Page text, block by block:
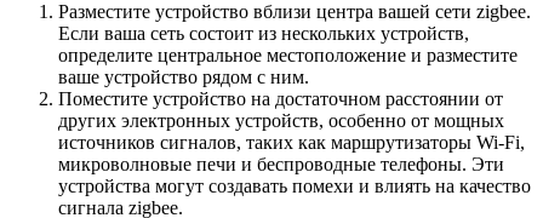
Разместите устройство вблизи центра вашей сети zigbee.
Если ваша сеть состоит из нескольких устройств,
определите центральное местоположение и разместите
ваше устройство рядом с ним.
Поместите устройство на достаточном расстоянии от
других электронных устройств, особенно от мощных
источников сигналов, таких как маршрутизаторы Wi-Fi,
микроволновые печи и беспроводные телефоны. Эти
устройства могут создавать помехи и влиять на качество
сигнала zigbee.